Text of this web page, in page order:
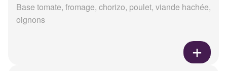
Base tomate, fromage, chorizo, poulet, viande hachée,
oignons